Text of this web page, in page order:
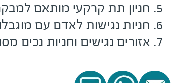
חניון תת קרקעי מותאם
חניות נגישות לאדם עם
אזורים נגישים וחניות נכים